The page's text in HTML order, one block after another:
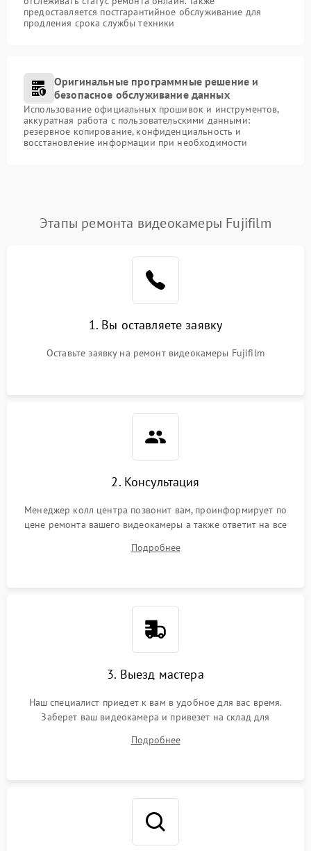
предоставляется постгарантийное обслуживание для
продления срока службы техники
Оригинальные программные решение и
безопасное обслуживание данных
Использование официальных прошивок и инструментов,
аккуратная работа с пользовательскими данными:
резервное копирование, конфиденциальность и
восстановление информации при необходимости
Этапы ремонта видеокамеры Fujifilm
1. Вы оставляете заявку
Оставьте заявку на ремонт видеокамеры Fujifilm
2. Консультация
Менеджер колл центра позвонит вам, проинформирует по
цене ремонта вашего видеокамеры а также ответит на все
Подробнее
3. Выезд мастера
Наш специалист приедет к вам в удобное для вас время.
Заберет ваш видеокамера и привезет на склад для
Подробнее